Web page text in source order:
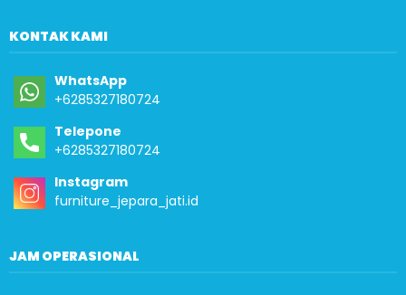
KONTAK KAMI
WhatsApp
+6285327180724
Telepone
+6285327180724
Instagram
furniture_jepara_jati.id
JAM OPERASIONAL